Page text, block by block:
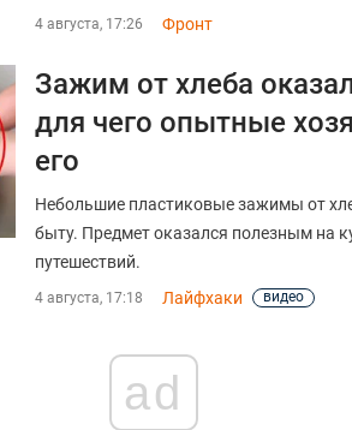
4 августа, 17:26 Фронт
Зажим от хлеба
для чего опытные
его
Небольшие пластиковые зажимы от
быту. Предмет оказался полезным на
путешествий.
4 августа, 17:18 Лайфхаки видео
ad